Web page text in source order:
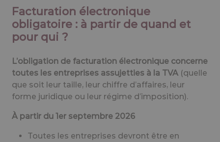
Facturation électronique
obligatoire : à partir de quand et
pour qui ?
L’obligation de facturation électronique concerne
toutes les entreprises assujetties à la TVA (quelle
que soit leur taille, leur chiffre d’affaires, leur
forme juridique ou leur régime d’imposition).
À partir du 1er septembre 2026
Toutes les entreprises devront être en